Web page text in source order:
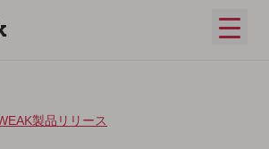
メイ
製品リリース